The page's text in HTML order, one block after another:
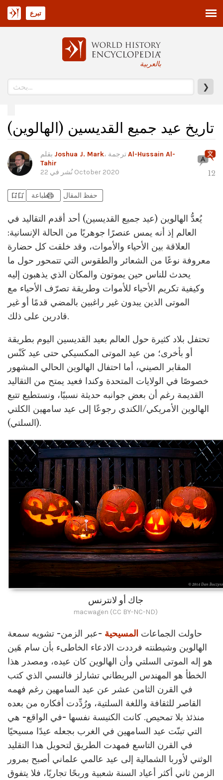
بالعربية
❯
تبرع
تاريخ عيد جميع القديسين (الهالوين)
Joshua J. Mark
Al-Hussain Al-
Tahir
نُشر في22 October 2020 12
bookmark_addbookmark_added حفظ المقال printطباعة
يُعدُّ الهالوين (عيد جميع القديسين) أحد أقدم التقاليد في
العالم إذ أنه يمس عنصرًا جوهريًا من الحالة الإنسانية:
العلاقة بين الأحياء والأموات، وقد خلقت كل حضارة
معروفة نوعًا من الشعائر والطقوس التي تتمحور حول ما
يحدث للناس حين يموتون والمكان الذي يذهبون إليه
وكيفية تكريم الأحياء للأموات وطريقة تصرّف الأحياء مع
الموتى الذين يبدون غير راغبين بالمضي قدمًا أو غير
قادرين على ذلك.
تحتفل بلاد كثيرة حول العالم بعيد القديسين اليوم بطريقة
أو بأخرى؛ من عيد الموتى المكسيكي حتى عيد كَنْس
المقابر الصيني، أما احتفال الهالوين الحالي المشهور
خصوصًا في الولايات المتحدة وكندا فعيد يمتح من التقاليد
القديمة رغم أن بعض جوانبه حديثة نسبيًا، ونستطيع تتبع
الهالوين الأمريكي/الكندي رجوعًا إلى عيد سامهين الكلتي
(السلتي).
جاك أو لانترنس
macwagen (CC BY-NC-ND)
حاولت الجماعات المسيحية -عبر الزمن- تشويه سمعة
الهالوين وشيطنته فرددت الادعاء الخاطىء بأن سام هَين
هو إله الموتى السلتي وأن الهالوين كان عيده، ومصدر هذا
الخطأ هو المهندس البريطاني تشارلز فالنسي الذي كتب
في القرن الثامن عشر عن عيد السامهين رغم فهمه
القاصر للثقافة واللغة السلتية، ورُدِّدت أفكاره من بعده
منذئذ بلا تمحيص. كانت الكنيسة نفسها -في الواقع- هي
التي تبنّت عيد السامهين في الغرب بجعله عيدًا مسيحيًا
في القرن التاسع فمهدت الطريق لتحويل هذا التقليد
الوثني لأوربا الشمالية إلى عيد عالمي علماني أصبح بمرور
الزمن ثاني أكثر أعياد السنة شعبية وربحًا تجاريًا، فلا يتفوق